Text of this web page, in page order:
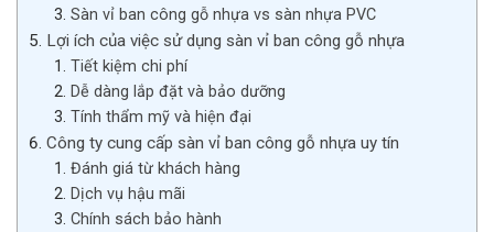
Sàn vỉ ban công gỗ nhựa vs sàn nhựa PVC
Lợi ích của việc sử dụng sàn vỉ ban công gỗ nhựa
Tiết kiệm chi phí
Dễ dàng lắp đặt và bảo dưỡng
Tính thẩm mỹ và hiện đại
Công ty cung cấp sàn vỉ ban công gỗ nhựa uy tín
Đánh giá từ khách hàng
Dịch vụ hậu mãi
Chính sách bảo hành